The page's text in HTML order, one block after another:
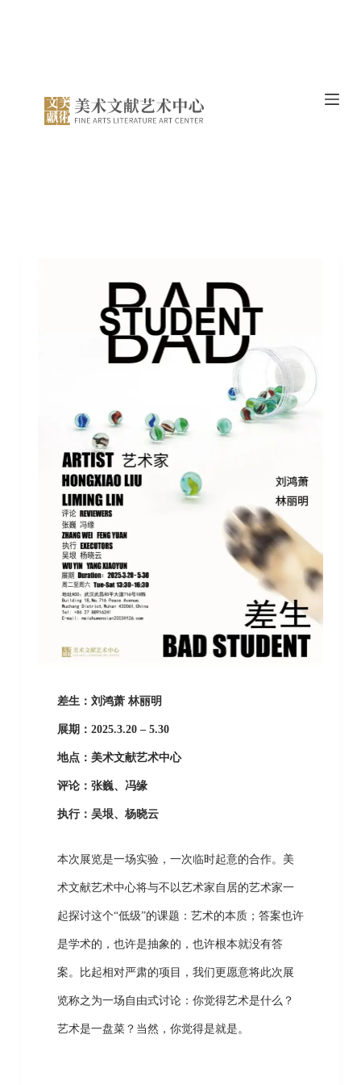
差生：刘鸿萧 林丽明
展期：2025.3.20 – 5.30
地点：美术文献艺术中心
评论：张巍、冯缘
执行：吴垠、杨晓云
本次展览是一场实验，一次临时起意的合作。美
术文献艺术中心将与不以艺术家自居的艺术家一
起探讨这个“低级”的课题：艺术的本质；答案也许
是学术的，也许是抽象的，也许根本就没有答
案。比起相对严肃的项目，我们更愿意将此次展
览称之为一场自由式讨论：你觉得艺术是什么？
艺术是一盘菜？当然，你觉得是就是。